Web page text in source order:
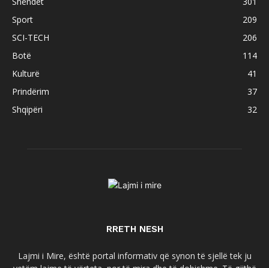
Sport
209
SCI-TECH
206
Botë
114
Kulturë
41
Prindërim
37
Shqipëri
32
RRETH NESH
Lajmi i Mire, është portal informativ që synon të sjellë tek ju